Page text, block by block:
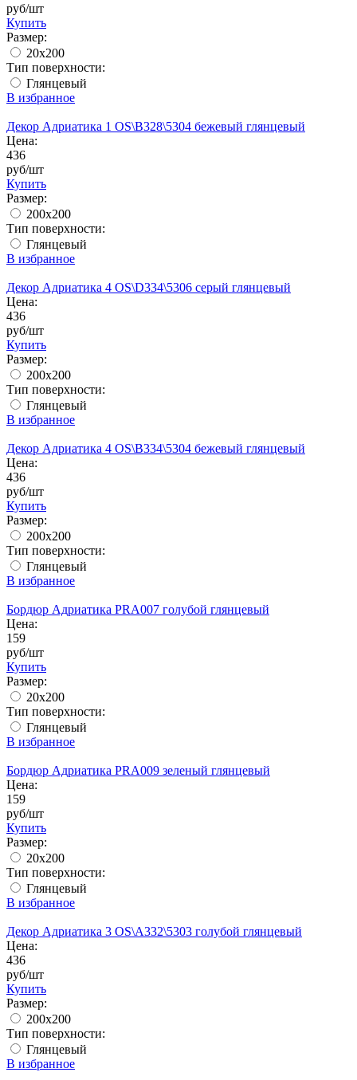
руб/шт
Купить
Размер:
20х200
Тип поверхности:
Глянцевый
В избранное
Декор Адриатика 1 OS\B328\5304 бежевый глянцевый
Цена:
436
руб/шт
Купить
Размер:
200x200
Тип поверхности:
Глянцевый
В избранное
Декор Адриатика 4 OS\D334\5306 серый глянцевый
Цена:
436
руб/шт
Купить
Размер:
200x200
Тип поверхности:
Глянцевый
В избранное
Декор Адриатика 4 OS\B334\5304 бежевый глянцевый
Цена:
436
руб/шт
Купить
Размер:
200x200
Тип поверхности:
Глянцевый
В избранное
Бордюр Адриатика PRA007 голубой глянцевый
Цена:
159
руб/шт
Купить
Размер:
20х200
Тип поверхности:
Глянцевый
В избранное
Бордюр Адриатика PRA009 зеленый глянцевый
Цена:
159
руб/шт
Купить
Размер:
20х200
Тип поверхности:
Глянцевый
В избранное
Декор Адриатика 3 OS\A332\5303 голубой глянцевый
Цена:
436
руб/шт
Купить
Размер:
200x200
Тип поверхности:
Глянцевый
В избранное